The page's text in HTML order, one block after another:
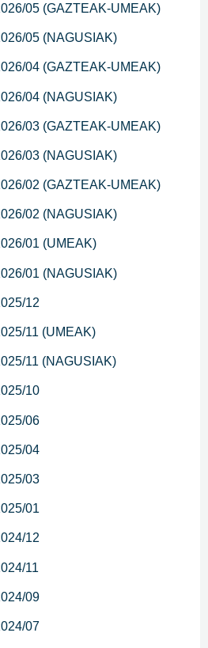
05 (GAZTEAK-UMEAK)
05 (NAGUSIAK)
04 (GAZTEAK-UMEAK)
04 (NAGUSIAK)
03 (GAZTEAK-UMEAK)
03 (NAGUSIAK)
02 (GAZTEAK-UMEAK)
02 (NAGUSIAK)
01 (UMEAK)
01 (NAGUSIAK)
12
11 (UMEAK)
11 (NAGUSIAK)
10
06
04
03
01
12
11
09
07